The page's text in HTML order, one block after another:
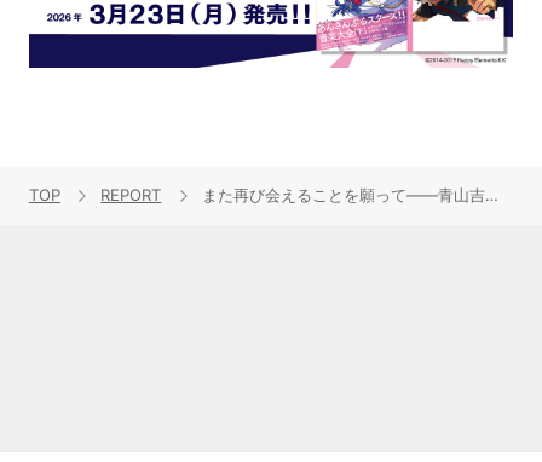
TOP REPORT また再び会えることを願って――青山吉能、バースデーツアー“青山吉能 Birthday LIVE「明日、ふり合うも多生の縁。」”のファイナル公演をレポート